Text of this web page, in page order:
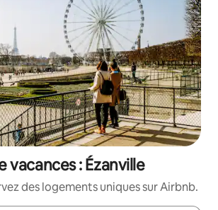
vacances : Ézanville
des logements uniques sur Airbnb.